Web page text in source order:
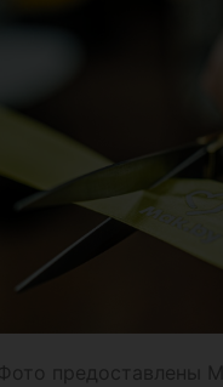
Фото предоставлены